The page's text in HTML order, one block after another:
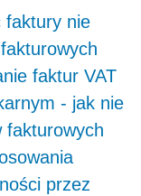
faktury nie
faktur VAT
- jak nie
fakturowych
przez